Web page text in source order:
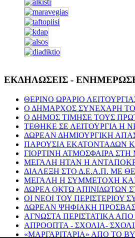
ΕΚΔΗΛΩΣΕΙΣ -
ΘΕΡΙΝΟ ΩΡΑΡΙΟ
Ο ΔΗΜΑΡΧΟΣ ΣΥΝΕΧΑΡΗ
Ο ΔΗΜΟΣ ΤΙΜΗΣΕ ΤΟΥΣ
ΤΕΘΗΚΕ ΣΕ ΛΕΙΤΟΥΡΓΙΑ Η
ΔΩΡΕΑΝ ΔΗΜΙΟΥΡΓΙΚΗ
ΠΑΡΟΥΣΙΑ ΕΚΑΤΟΝΤΑΔΩΝ
ΓΙΟΡΤΙΝΗ ΑΤΜΟΣΦΑΙΡΑ
ΜΕΓΑΛΗ ΗΤΑΝ Η
ΔΙΑΛΕΞΗ ΣΤΟ Δ.Ε.Α.Π. ΜΕ
ΜΕΓΑΛΗ Η ΣΥΜΜΕΤΟΧΗ
ΔΩΡΕΑ ΟΚΤΩ ΑΠΙΝΙΔΩΤΩΝ
ΟΙ ΝΕΟΙ ΤΟΥ
ΔΩΡΕΑΝ ΨΗΦΙΑΚΗ
ΑΓΝΩΣΤΑ ΠΕΡΙΣΤΑΤΙΚΑ
ΑΠΡΟΟΠΤΑ - ΣΧΟΛΙΑ-
«ΜΑΡΓΑΡΙΤΑΡΙΑ» ΑΠΟ ΤΟ